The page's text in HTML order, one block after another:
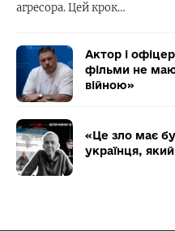
агресора. Цей крок…
Актор і
фільми не
війною»
«Це зло має
українця,